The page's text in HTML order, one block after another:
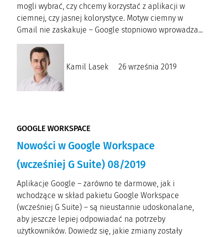
mogli wybrać, czy chcemy korzystać z aplikacji w
ciemnej, czy jasnej kolorystyce. Motyw ciemny w
Gmail nie zaskakuje – Google stopniowo wprowadza...
Kamil Lasek 26 września 2019
GOOGLE WORKSPACE
Nowości w Google Workspace
(wcześniej G Suite) 08/2019
Aplikacje Google – zarówno te darmowe, jak i
wchodzące w skład pakietu Google Workspace
(wcześniej G Suite) – są nieustannie udoskonalane,
aby jeszcze lepiej odpowiadać na potrzeby
użytkowników. Dowiedz się, jakie zmiany zostały